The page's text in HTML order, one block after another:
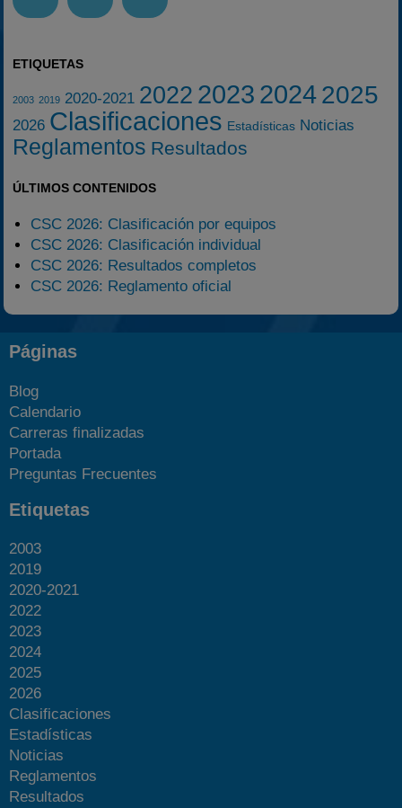
ETIQUETAS
2003 2019 2020-2021 2022 2023 20242025
2026 Clasificaciones Estadísticas Noticias
Reglamentos Resultados
ÚLTIMOS CONTENIDOS
CSC 2026: Clasificación por equipos
CSC 2026: Clasificación individual
CSC 2026: Resultados completos
CSC 2026: Reglamento oficial
Páginas
Blog
Calendario
Carreras finalizadas
Portada
Preguntas Frecuentes
Etiquetas
2003
2019
2020-2021
2022
2023
2024
2025
2026
Clasificaciones
Estadísticas
Noticias
Reglamentos
Resultados